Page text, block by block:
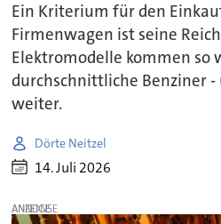
Ein Kriterium für den
Firmenwagen ist seine
Elektromodelle kommen so
durchschnittliche Benziner -
weiter.
Dörte Neitzel
14. Juli 2026
ANZEIGE